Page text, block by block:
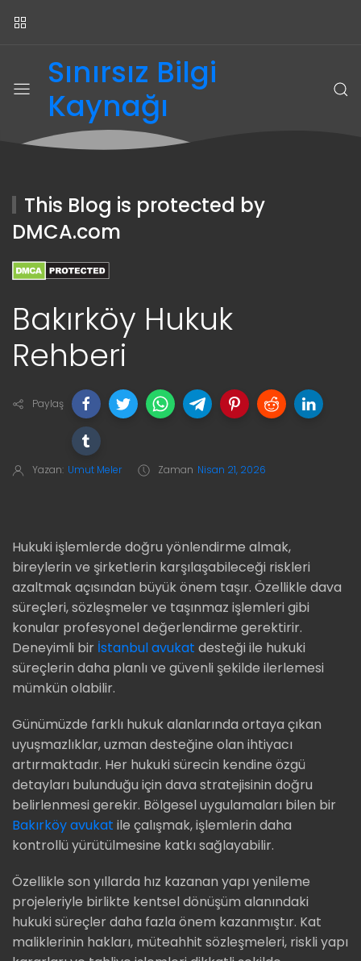
Sınırsız Bilgi
Kaynağı
This Blog is protected by
DMCA.com
Bakırköy Hukuk
Rehberi
Paylaş
Yazan: Umut Meler Zaman Nisan 21, 2026
Hukuki işlemlerde doğru yönlendirme almak,
bireylerin ve şirketlerin karşılaşabileceği riskleri
azaltmak açısından büyük önem taşır. Özellikle dava
süreçleri, sözleşmeler ve taşınmaz işlemleri gibi
konular profesyonel değerlendirme gerektirir.
Deneyimli bir İstanbul avukat desteği ile hukuki
süreçlerin daha planlı ve güvenli şekilde ilerlemesi
mümkün olabilir.
Günümüzde farklı hukuk alanlarında ortaya çıkan
uyuşmazlıklar, uzman desteğine olan ihtiyacı
artırmaktadır. Her hukuki sürecin kendine özgü
detayları bulunduğu için dava stratejisinin doğru
belirlenmesi gerekir. Bölgesel uygulamaları bilen bir
Bakırköy avukat ile çalışmak, işlemlerin daha
kontrollü yürütülmesine katkı sağlayabilir.
Özellikle son yıllarda hız kazanan yapı yenileme
projeleriyle birlikte kentsel dönüşüm alanındaki
hukuki süreçler daha fazla önem kazanmıştır. Kat
maliklerinin hakları, müteahhit sözleşmeleri, riskli yapı